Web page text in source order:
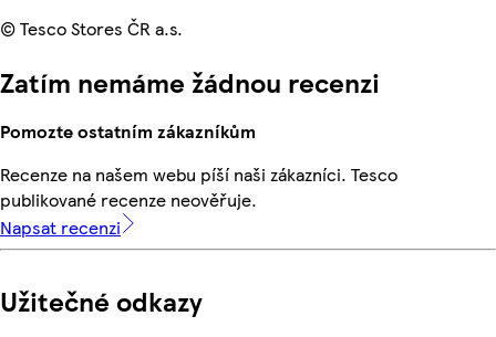
© Tesco Stores ČR a.s.
Zatím nemáme žádnou recenzi
Pomozte ostatním zákazníkům
Recenze na našem webu píší naši zákazníci. Tesco
publikované recenze neověřuje.
Napsat recenzi
Užitečné odkazy